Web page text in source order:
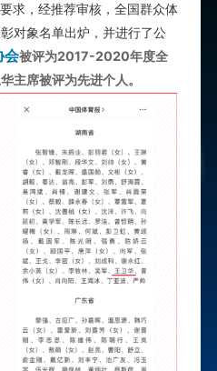
求，经推荐审核，全国群众体
对象名单出炉，并进行了公
会被评为2017-2020年度全
主席被评为先进个人。